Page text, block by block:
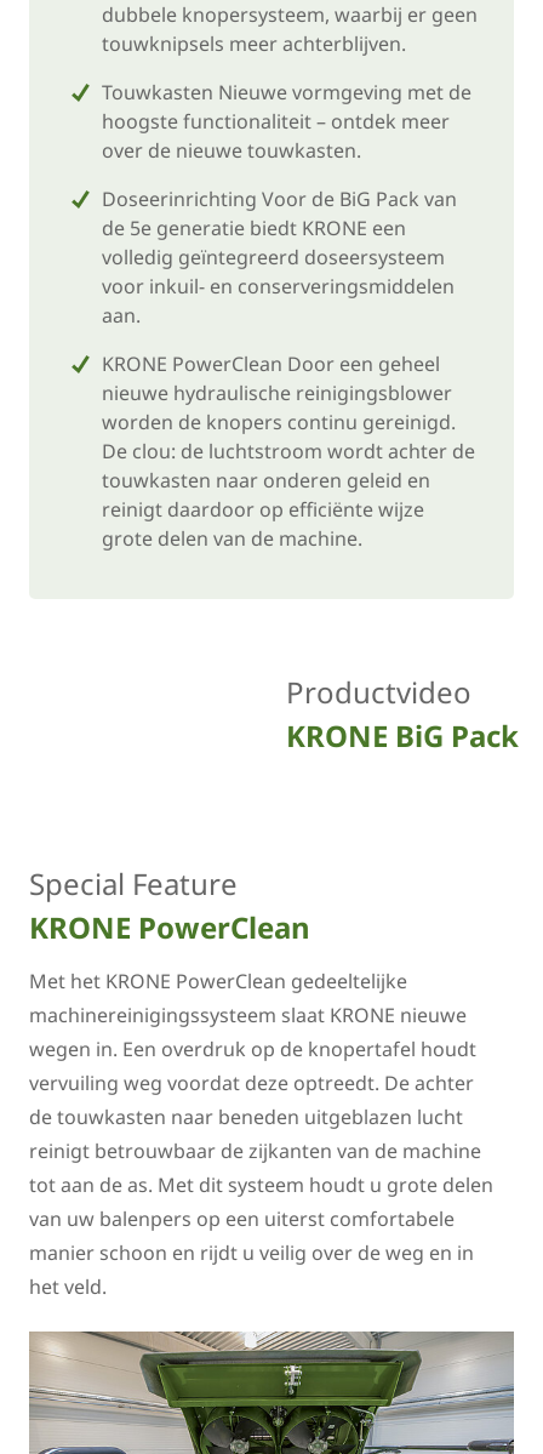
dubbele knopersysteem, waarbij er geen
touwknipsels meer achterblijven.
Touwkasten Nieuwe vormgeving met de
hoogste functionaliteit – ontdek meer
over de nieuwe touwkasten.
Doseerinrichting Voor de BiG Pack van
de 5e generatie biedt KRONE een
volledig geïntegreerd doseersysteem
voor inkuil- en conserveringsmiddelen
aan.
KRONE PowerClean Door een geheel
nieuwe hydraulische reinigingsblower
worden de knopers continu gereinigd.
De clou: de luchtstroom wordt achter de
touwkasten naar onderen geleid en
reinigt daardoor op efficiënte wijze
grote delen van de machine.
Productvideo
KRONE BiG Pack
Special Feature
KRONE PowerClean
Met het KRONE PowerClean gedeeltelijke
machinereinigingssysteem slaat KRONE nieuwe
wegen in. Een overdruk op de knopertafel houdt
vervuiling weg voordat deze optreedt. De achter
de touwkasten naar beneden uitgeblazen lucht
reinigt betrouwbaar de zijkanten van de machine
tot aan de as. Met dit systeem houdt u grote delen
van uw balenpers op een uiterst comfortabele
manier schoon en rijdt u veilig over de weg en in
het veld.